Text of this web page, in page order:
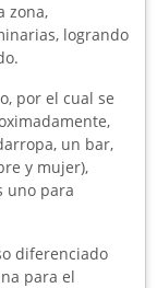
zona,
logrando
por el cual se
un bar,
y mujer),
uno para
diferenciado
para el